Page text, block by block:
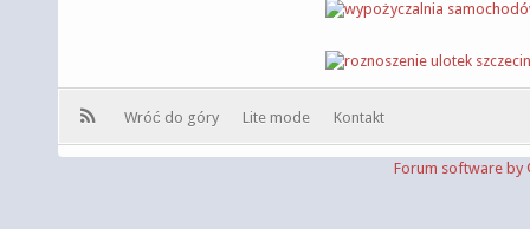
Wróć do góry Lite mode Kontakt
Forum software